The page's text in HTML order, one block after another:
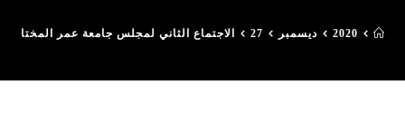
2020 ديسمبر 27 الاجتماع الثاني لمجلس جامعة عمر المختار